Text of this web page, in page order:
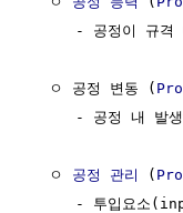
- 공정이 규격
  ㅇ 공정 변동 (
- 공정 내 발생
  ㅇ
공정 관리 (
- 투입요소